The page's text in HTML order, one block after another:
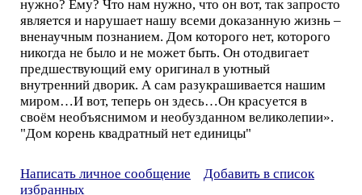
нужно? Ему? Что нам нужно, что он вот, так запросто
является и нарушает нашу всеми доказанную жизнь –
вненаучным познанием. Дом которого нет, которого
никогда не было и не может быть. Он отодвигает
предшествующий ему оригинал в уютный
внутренний дворик. А сам разукрашивается нашим
миром…И вот, теперь он здесь…Он красуется в
своём необъяснимом и необузданном великолепии».
"Дом корень квадратный нет единицы"
Написать личное сообщение
Добавить в список
избранных